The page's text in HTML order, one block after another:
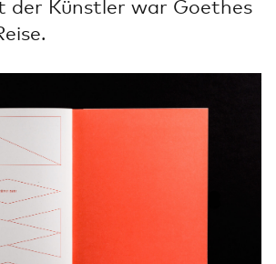
der Künstler war Goethes